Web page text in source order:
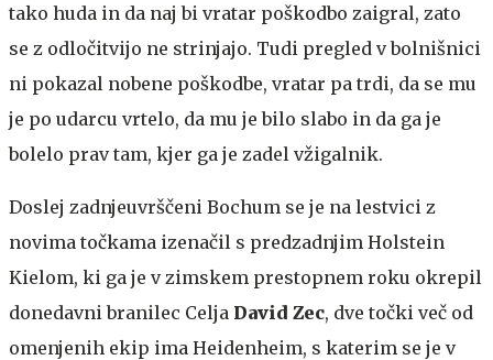
tako huda in da naj bi vratar poškodbo zaigral, zato
se z odločitvijo ne strinjajo. Tudi pregled v bolnišnici
ni pokazal nobene poškodbe, vratar pa trdi, da se mu
je po udarcu vrtelo, da mu je bilo slabo in da ga je
bolelo prav tam, kjer ga je zadel vžigalnik.
Doslej zadnjeuvrščeni Bochum se je na lestvici z
novima točkama izenačil s predzadnjim Holstein
Kielom, ki ga je v zimskem prestopnem roku okrepil
donedavni branilec Celja David Zec, dve točki več od
omenjenih ekip ima Heidenheim, s katerim se je v